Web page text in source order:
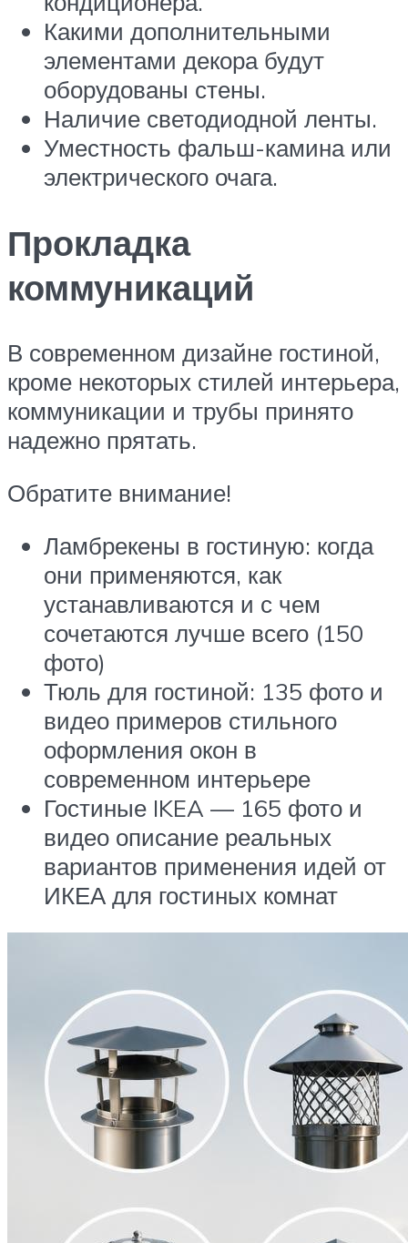
Какими дополнительными
элементами декора будут
оборудованы стены.
Наличие светодиодной ленты.
Уместность фальш-камина или
электрического очага.
Прокладка
коммуникаций
В современном дизайне гостиной,
кроме некоторых стилей интерьера,
коммуникации и трубы принято
надежно прятать.
Обратите внимание!
Ламбрекены в гостиную: когда
они применяются, как
устанавливаются и с чем
сочетаются лучше всего (150
фото)
Тюль для гостиной: 135 фото и
видео примеров стильного
оформления окон в
современном интерьере
Гостиные IKEA — 165 фото и
видео описание реальных
вариантов применения идей от
ИКЕА для гостиных комнат